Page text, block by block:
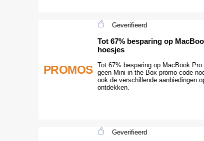
PROMOS
Geverifieerd
Tot 67% besparing op
hoesjes
Tot 67% besparing op MacBook Pro
geen Mini in the Box promo code
ook de verschillende aanbiedingen
ontdekken.
Geverifieerd